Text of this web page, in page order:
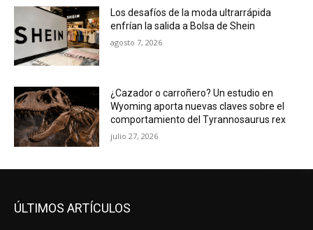
Los desafíos de la moda ultrarrápida
enfrían la salida a Bolsa de Shein
agosto 7, 2026
¿Cazador o carroñero? Un estudio en
Wyoming aporta nuevas claves sobre el
comportamiento del Tyrannosaurus rex
julio 27, 2026
ÚLTIMOS ARTÍCULOS